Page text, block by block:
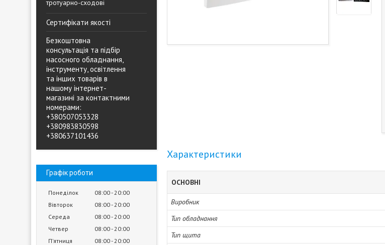
тротуарно-сходові
Сертифікати якості
Безкоштовна
консультація та підбір
насосного обладнання,
інструменту, освітлення
та інших товарів в
нашому інтернет-
магазині за контактними
номерами:
+380507053328
+380983830598
+380637101436
Графік роботи
Понеділок 08:00 20:00
Вівторок
08:00 20:00
Середа
08:00 20:00
Четвер
08:00 20:00
Пʼятниця
08:00 20:00
Характеристики
ОСНОВНІ
Виробник
Тип обладнання
Тип щита